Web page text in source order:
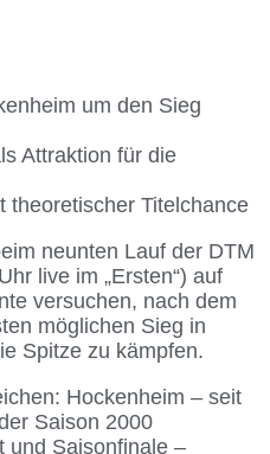
um den Sieg
Attraktion für die
theoretischer Titelchance
neunten Lauf der DTM
live im „Ersten“) auf
versuchen, nach dem
möglichen Sieg in
Spitze zu kämpfen.
Hockenheim – seit
Saison 2000
und Saisonfinale –